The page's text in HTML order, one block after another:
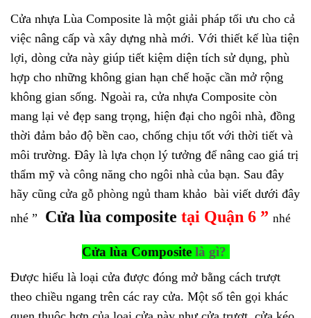
Composite tại Quận 6:
Cửa nhựa Lùa Composite là một giải pháp tối ưu cho cả
việc nâng cấp và xây dựng nhà mới. Với thiết kế lùa tiện
lợi, dòng cửa này giúp tiết kiệm diện tích sử dụng, phù
hợp cho những không gian hạn chế hoặc cần mở rộng
không gian sống. Ngoài ra, cửa nhựa Composite còn
mang lại vẻ đẹp sang trọng, hiện đại cho ngôi nhà, đồng
thời đảm bảo độ bền cao, chống chịu tốt với thời tiết và
môi trường. Đây là lựa chọn lý tưởng để nâng cao giá trị
thẩm mỹ và công năng cho ngôi nhà của bạn. Sau đây
hãy cũng cửa gỗ phòng ngủ tham khảo bài viết dưới đây
nhé ”
Cửa lùa composite tại Quận 6 ” nhé
Cửa lùa Compositelà gì?
Được hiểu là loại cửa được đóng mở bằng cách trượt
theo chiều ngang trên các ray cửa. Một số tên gọi khác